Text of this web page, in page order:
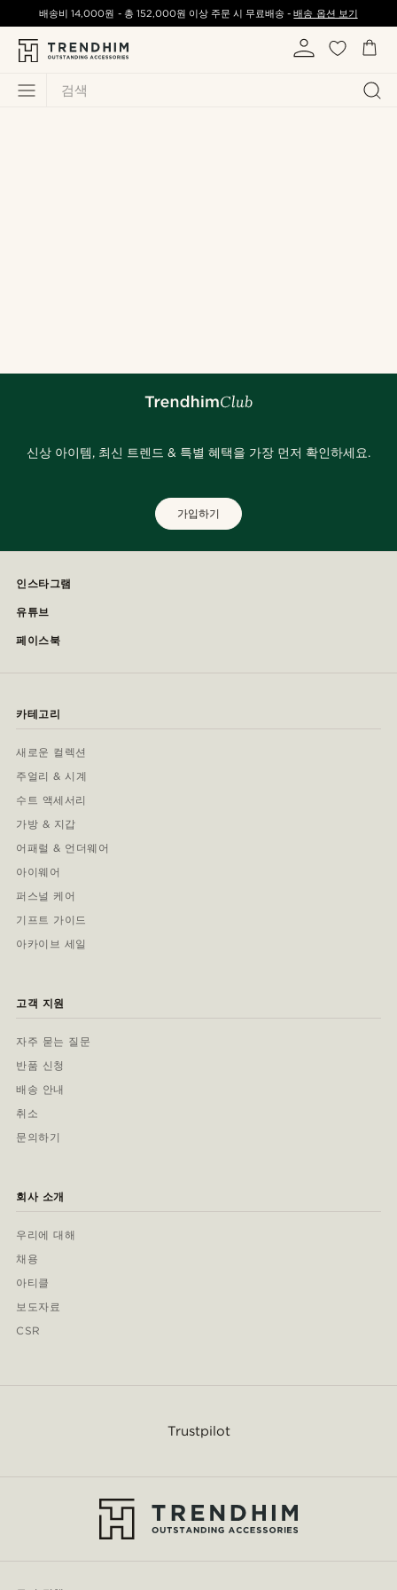
검색
배송비14,000원 - 총 152,000원 이상 주문 시 무료배송 -배송 옵션 보기
신상 아이템, 최신 트렌드 & 특별 혜택을 가장 먼저 확인하세요.
가입하기
인스타그램
유튜브
페이스북
카테고리
새로운 컬렉션
주얼리 & 시계
수트 액세서리
가방 & 지갑
어패럴 & 언더웨어
아이웨어
퍼스널 케어
기프트 가이드
아카이브 세일
고객 지원
자주 묻는 질문
반품 신청
배송 안내
취소
문의하기
회사 소개
우리에 대해
채용
아티클
보도자료
CSR
Trustpilot